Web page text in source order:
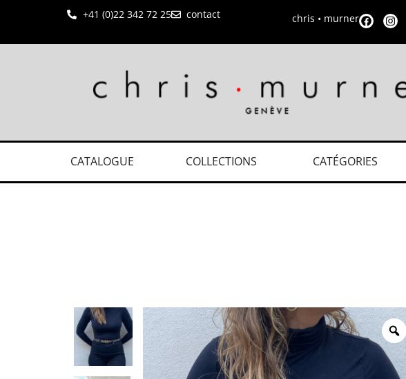
+41 (0)22 342 72 25 contact chris • murner
CATALOGUE COLLECTIONS CATÉGORIES